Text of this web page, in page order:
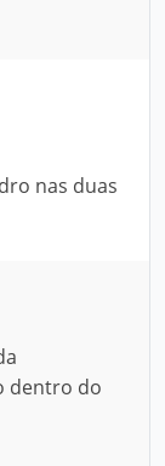
nas duas
dentro do